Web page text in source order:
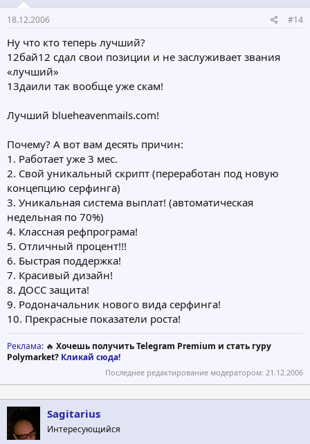
18.12.2006 #14
Ну что кто теперь лучший?
12бай12 сдал свои позиции и не заслуживает звания
«лучший»
13даили так вообще уже скам!
Лучший blueheavenmails.com!
Почему? А вот вам десять причин:
1. Работает уже 3 мес.
2. Свой уникальный скрипт (переработан под новую
концепцию серфинга)
3. Уникальная система выплат! (автоматическая
недельная по 70%)
4. Классная рефпрограма!
5. Отличный процент!!!
6. Быстрая поддержка!
7. Красивый дизайн!
8. ДОСС защита!
9. Родоначальник нового вида серфинга!
10. Прекрасные показатели роста!
Реклама: 🔥 Хочешь получить Telegram Premium и стать гуру
Polymarket? Кликай сюда!
Последнее редактирование модератором: 21.12.2006
Sagitarius
Интересующийся